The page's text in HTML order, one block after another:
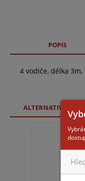
POPIS
4 vodiče, délka
ALTERNATIVNÍ